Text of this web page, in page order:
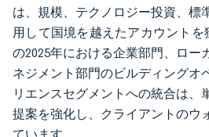
は、規模、テクノロジー投資、標
用して国境を越えたアカウントを
の2025年における企業部門、ロー
ネジメント部門のビルディングオ
リエンスセグメントへの統合は、
提案を強化し、クライアントのウ